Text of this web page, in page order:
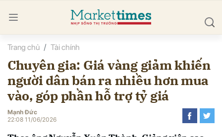
Trang chủ Tài chính
Chuyên gia: Giá vàng giảm khiến
người dân bán ra nhiều hơn mua
vào, góp phần hỗ trợ tỷ giá
Mạnh Đức
22:08 11/06/2026
luận